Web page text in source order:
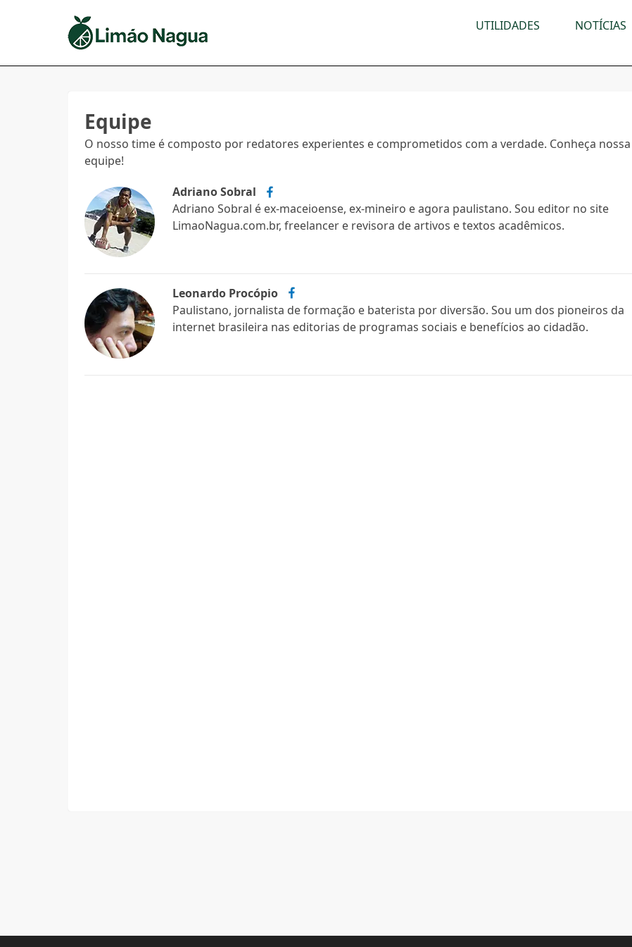
UTILIDADES NOTÍCIAS
Equipe
O nosso time é composto por redatores experientes e comprometidos com a verdade. Conheça nossa
equipe!
Adriano Sobral
Adriano Sobral é ex-maceioense, ex-mineiro e agora paulistano. Sou editor no site
LimaoNagua.com.br, freelancer e revisora de artivos e textos acadêmicos.
Leonardo Procópio
Paulistano, jornalista de formação e baterista por diversão. Sou um dos pioneiros da
internet brasileira nas editorias de programas sociais e benefícios ao cidadão.